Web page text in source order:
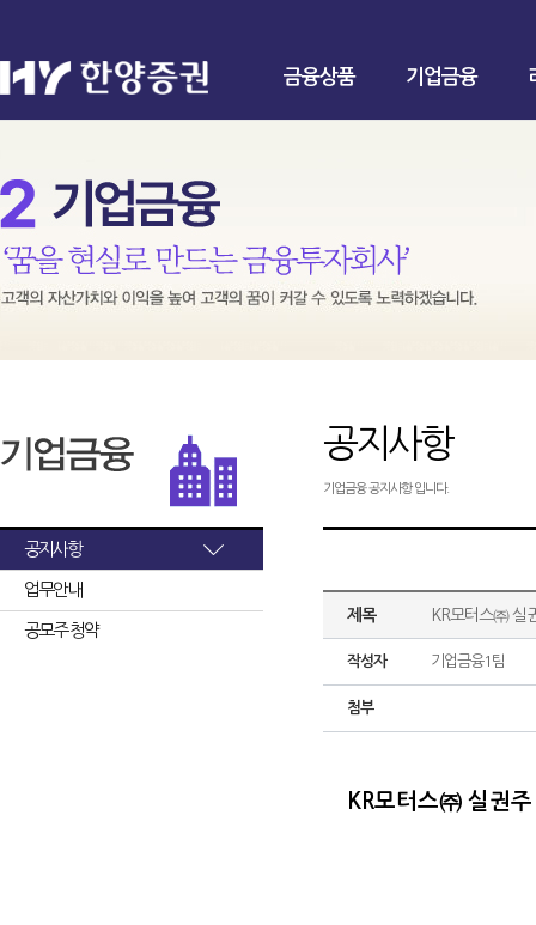
금융상품 기업금융
공지사항
업무안내
공모주 청약
공지사항
기업금융 공지사항 입니다.
제목 KR모터스㈜ 실
작성자 기업금융1팀
첨부
KR모터스㈜ 실권